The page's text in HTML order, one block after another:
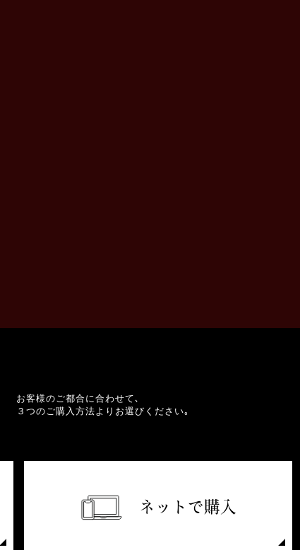
お客様のご都合に合わせて､
３つのご購入方法よりお選びください｡
ネットで購入